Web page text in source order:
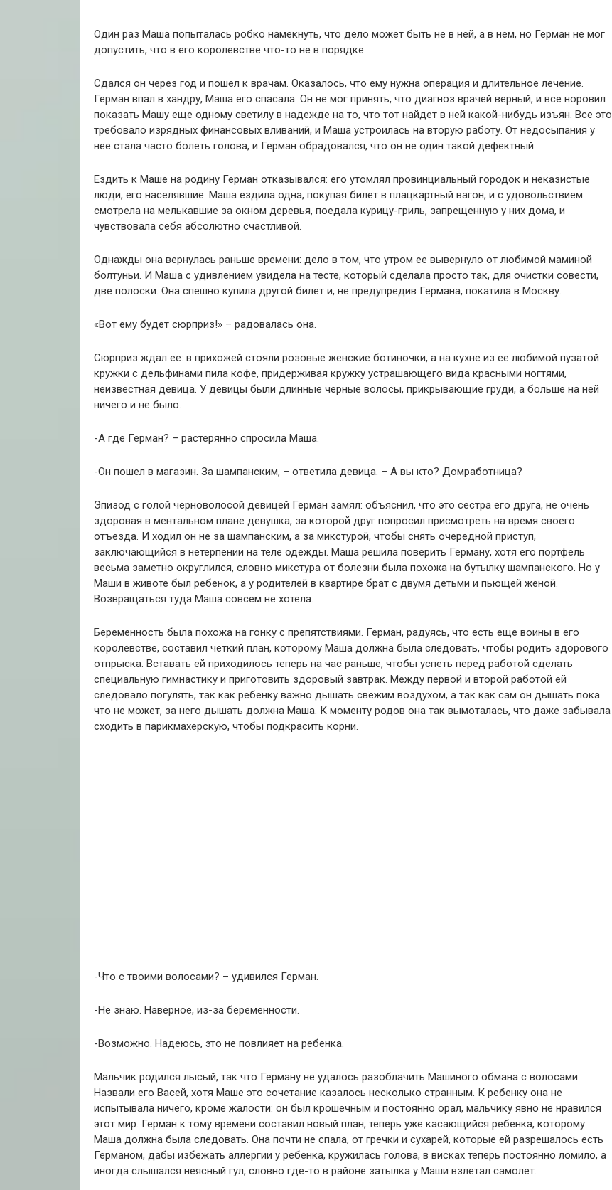
Один раз Маша попыталась робко намекнуть, что дело может быть не в ней, а в нем, но Герман не мог
допустить, что в его королевстве что-то не в порядке.
Сдался он через год и пошел к врачам. Оказалось, что ему нужна операция и длительное лечение.
Герман впал в хандру, Маша его спасала. Он не мог принять, что диагноз врачей верный, и все норовил
показать Машу еще одному светилу в надежде на то, что тот найдет в ней какой-нибудь изъян. Все это
требовало изрядных финансовых вливаний, и Маша устроилась на вторую работу. От недосыпания у
нее стала часто болеть голова, и Герман обрадовался, что он не один такой дефектный.
Ездить к Маше на родину Герман отказывался: его утомлял провинциальный городок и неказистые
люди, его населявшие. Маша ездила одна, покупая билет в плацкартный вагон, и с удовольствием
смотрела на мелькавшие за окном деревья, поедала курицу-гриль, запрещенную у них дома, и
чувствовала себя абсолютно счастливой.
Однажды она вернулась раньше времени: дело в том, что утром ее вывернуло от любимой маминой
болтуньи. И Маша с удивлением увидела на тесте, который сделала просто так, для очистки совести,
две полоски. Она спешно купила другой билет и, не предупредив Германа, покатила в Москву.
«Вот ему будет сюрприз!» – радовалась она.
Сюрприз ждал ее: в прихожей стояли розовые женские ботиночки, а на кухне из ее любимой пузатой
кружки с дельфинами пила кофе, придерживая кружку устрашающего вида красными ногтями,
неизвестная девица. У девицы были длинные черные волосы, прикрывающие груди, а больше на ней
ничего и не было.
-А где Герман? – растерянно спросила Маша.
-Он пошел в магазин. За шампанским, – ответила девица. – А вы кто? Домработница?
Эпизод с голой черноволосой девицей Герман замял: объяснил, что это сестра его друга, не очень
здоровая в ментальном плане девушка, за которой друг попросил присмотреть на время своего
отъезда. И ходил он не за шампанским, а за микстурой, чтобы снять очередной приступ,
заключающийся в нетерпении на теле одежды. Маша решила поверить Герману, хотя его портфель
весьма заметно округлился, словно микстура от болезни была похожа на бутылку шампанского. Но у
Маши в животе был ребенок, а у родителей в квартире брат с двумя детьми и пьющей женой.
Возвращаться туда Маша совсем не хотела.
Беременность была похожа на гонку с препятствиями. Герман, радуясь, что есть еще воины в его
королевстве, составил четкий план, которому Маша должна была следовать, чтобы родить здорового
отпрыска. Вставать ей приходилось теперь на час раньше, чтобы успеть перед работой сделать
специальную гимнастику и приготовить здоровый завтрак. Между первой и второй работой ей
следовало погулять, так как ребенку важно дышать свежим воздухом, а так как сам он дышать пока
что не может, за него дышать должна Маша. К моменту родов она так вымоталась, что даже забывала
сходить в парикмахерскую, чтобы подкрасить корни.
-Что с твоими волосами? – удивился Герман.
-Не знаю. Наверное, из-за беременности.
-Возможно. Надеюсь, это не повлияет на ребенка.
Мальчик родился лысый, так что Герману не удалось разоблачить Машиного обмана с волосами.
Назвали его Васей, хотя Маше это сочетание казалось несколько странным. К ребенку она не
испытывала ничего, кроме жалости: он был крошечным и постоянно орал, мальчику явно не нравился
этот мир. Герман к тому времени составил новый план, теперь уже касающийся ребенка, которому
Маша должна была следовать. Она почти не спала, от гречки и сухарей, которые ей разрешалось есть
Германом, дабы избежать аллергии у ребенка, кружилась голова, в висках теперь постоянно ломило, а
иногда слышался неясный гул, словно где-то в районе затылка у Маши взлетал самолет.